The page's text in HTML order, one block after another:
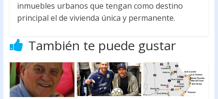
inmuebles urbanos que tengan como destino
principal el de vivienda única y permanente.
También te puede gustar